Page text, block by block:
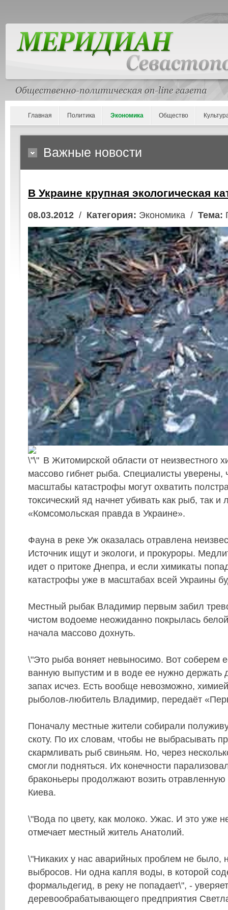
Главная Политика Экономика Общество
Важные новости
В Украине крупная экологическая
08.03.2012 / Категория: Экономика / Тема:
В Житомирской области от неизвестного
массово гибнет рыба. Специалисты уверены,
масштабы катастрофы могут охватить
токсический яд начнет убивать как рыб, так
«Комсомольская правда в Украине».
Фауна в реке Уж оказалась отравлена
Источник ищут и экологи, и прокуроры.
идет о притоке Днепра, и если химикаты
катастрофы уже в масштабах всей Украины
Местный рыбак Владимир первым забил
чистом водоеме неожиданно покрылась
начала массово дохнуть.
\"Это рыба воняет невыносимо. Вот соберем
ванную выпустим и в воде ее нужно держать
запах исчез. Есть вообще невозможно,
рыболов-любитель Владимир, передаёт
Поначалу местные жители собирали
скоту. По их словам, чтобы не выбрасывать
скармливать рыб свиньям. Но, через
смогли подняться. Их конечности
браконьеры продолжают возить
Киева.
\"Вода по цвету, как молоко. Ужас. И это уже
отмечает местный житель Анатолий.
\"Никаких у нас аварийных проблем не было,
выбросов. Ни одна капля воды, в которой
формальдегид, в реку не попадает\", -
деревообрабатывающего предприятия